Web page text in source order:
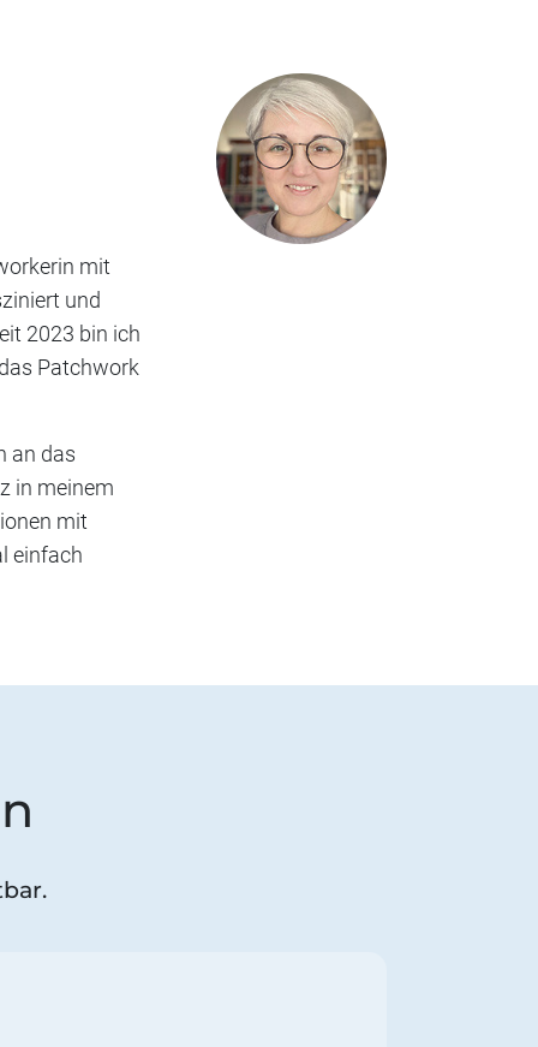
mit
und
2023 bin ich
Patchwork
an das
in meinem
mit
einfach